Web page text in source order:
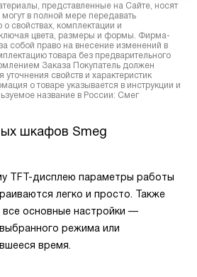
представленные на Сайте, носят
в полной мере передавать
свойствах, комплектации и
цвета, размеры и формы. Фирма-
собой право на внесение изменений в
товара без предварительного
Заказа Покупатель должен
уточнения свойств и характеристик
о товаре указывается в инструкции и
название в России: Смег
шкафов Smeg
TFT-дисплею параметры работы
легко и просто. Также
основные настройки —
режима или
время.